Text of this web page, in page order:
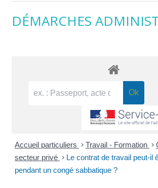
DÉMARCHES
Accueil particuliers > Travail - Formation >
secteur privé > Le contrat de travail peut-il
pendant un congé sabbatique ?